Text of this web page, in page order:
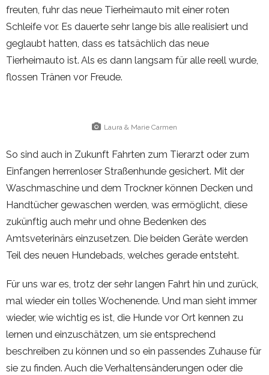
freuten, fuhr das neue Tierheimauto mit einer roten
Schleife vor. Es dauerte sehr lange bis alle realisiert und
geglaubt hatten, dass es tatsächlich das neue
Tierheimauto ist. Als es dann langsam für alle reell wurde,
flossen Tränen vor Freude.
Laura & Marie Carmen
So sind auch in Zukunft Fahrten zum Tierarzt oder zum
Einfangen herrenloser Straßenhunde gesichert. Mit der
Waschmaschine und dem Trockner können Decken und
Handtücher gewaschen werden, was ermöglicht, diese
zukünftig auch mehr und ohne Bedenken des
Amtsveterinärs einzusetzen. Die beiden Geräte werden
Teil des neuen Hundebads, welches gerade entsteht.
Für uns war es, trotz der sehr langen Fahrt hin und zurück,
mal wieder ein tolles Wochenende. Und man sieht immer
wieder, wie wichtig es ist, die Hunde vor Ort kennen zu
lernen und einzuschätzen, um sie entsprechend
beschreiben zu können und so ein passendes Zuhause für
sie zu finden. Auch die Verhaltensänderungen oder die